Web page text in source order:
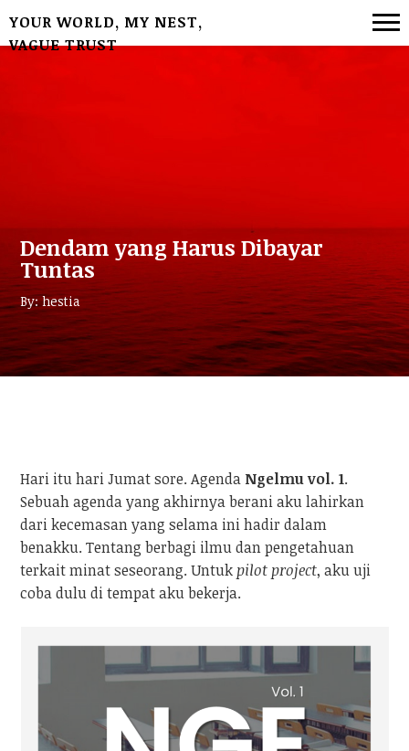
YOUR WORLD, MY NEST,
VAGUE TRUST
Dendam yang Harus Dibayar
Tuntas
By: hestia
Hari itu hari Jumat sore. Agenda Ngelmu vol. 1.
Sebuah agenda yang akhirnya berani aku lahirkan
dari kecemasan yang selama ini hadir dalam
benakku. Tentang berbagi ilmu dan pengetahuan
terkait minat seseorang. Untuk pilot project, aku uji
coba dulu di tempat aku bekerja.